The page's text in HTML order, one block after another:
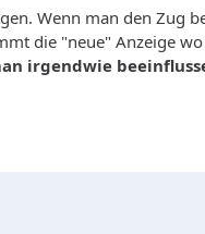
Wenn man den Zug
die "neue" Anzeige
irgendwie